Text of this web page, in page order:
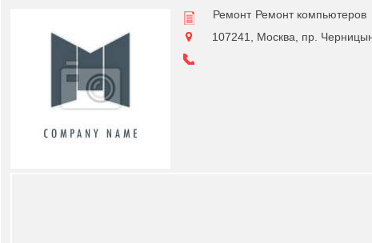
Ремонт Ремонт компьютеров
107241, Москва, пр.